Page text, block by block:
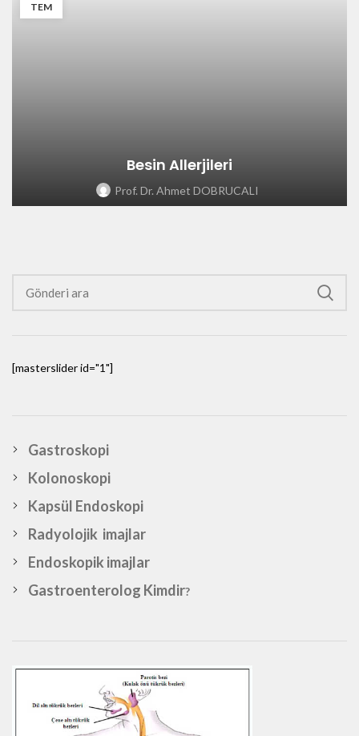
TEM
Besin Allerjileri
Prof. Dr. Ahmet DOBRUCALI
[masterslider id="1"]
Gastroskopi
Kolonoskopi
Kapsül Endoskopi
Radyolojik imajlar
Endoskopik imajlar
Gastroenterolog Kimdir?